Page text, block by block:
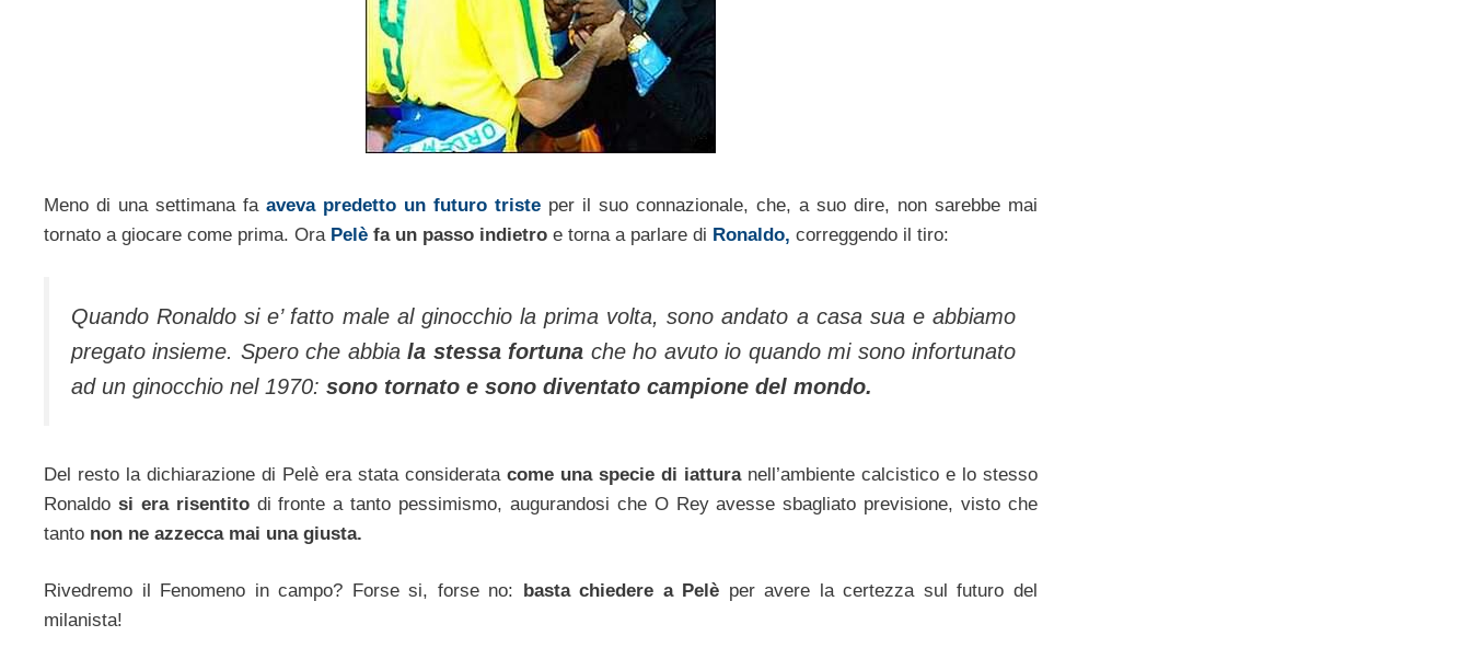
Meno di una settimana fa aveva predetto un futuro triste per il suo connazionale, che, a suo dire, non sarebbe mai
tornato a giocare come prima. Ora Pelè fa un passo indietro e torna a parlare di Ronaldo, correggendo il tiro:
Quando Ronaldo si e’ fatto male al ginocchio la prima volta, sono andato a casa sua e abbiamo
pregato insieme. Spero che abbiala stessa fortuna che ho avuto io quando mi sono infortunato
ad un ginocchio nel 1970: sono tornato e sono diventato campione del mondo.
Del resto la dichiarazione di Pelè era stata considerata come una specie di iattura nell’ambiente calcistico e lo stesso
Ronaldo si era risentito di fronte a tanto pessimismo, augurandosi che O Rey avesse sbagliato previsione, visto che
tanto non ne azzecca mai una giusta.
Rivedremo il Fenomeno in campo? Forse si, forse no: basta chiedere a Pelè per avere la certezza sul futuro del
milanista!